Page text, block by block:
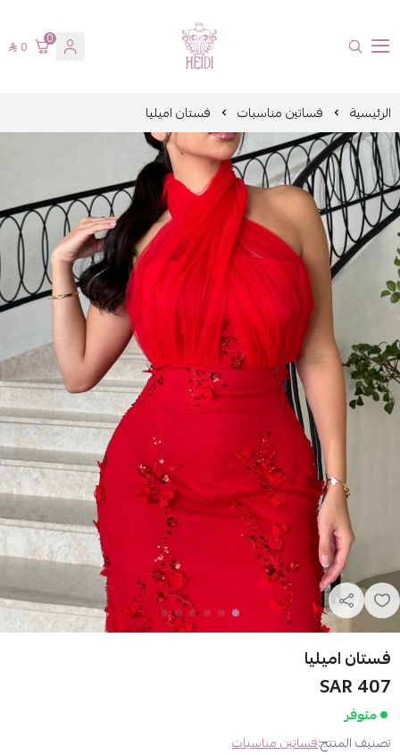
هايدي فاشن
0
0
الرئيسية فساتين مناسبات فستان اميليا
فستان اميليا
407 SAR
متوفر
تصنيف المنتج:فساتين مناسبات